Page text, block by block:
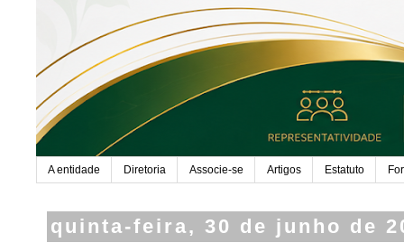
A entidade Diretoria Associe-se Artigos Estatuto
quinta-feira, 30 de junho de